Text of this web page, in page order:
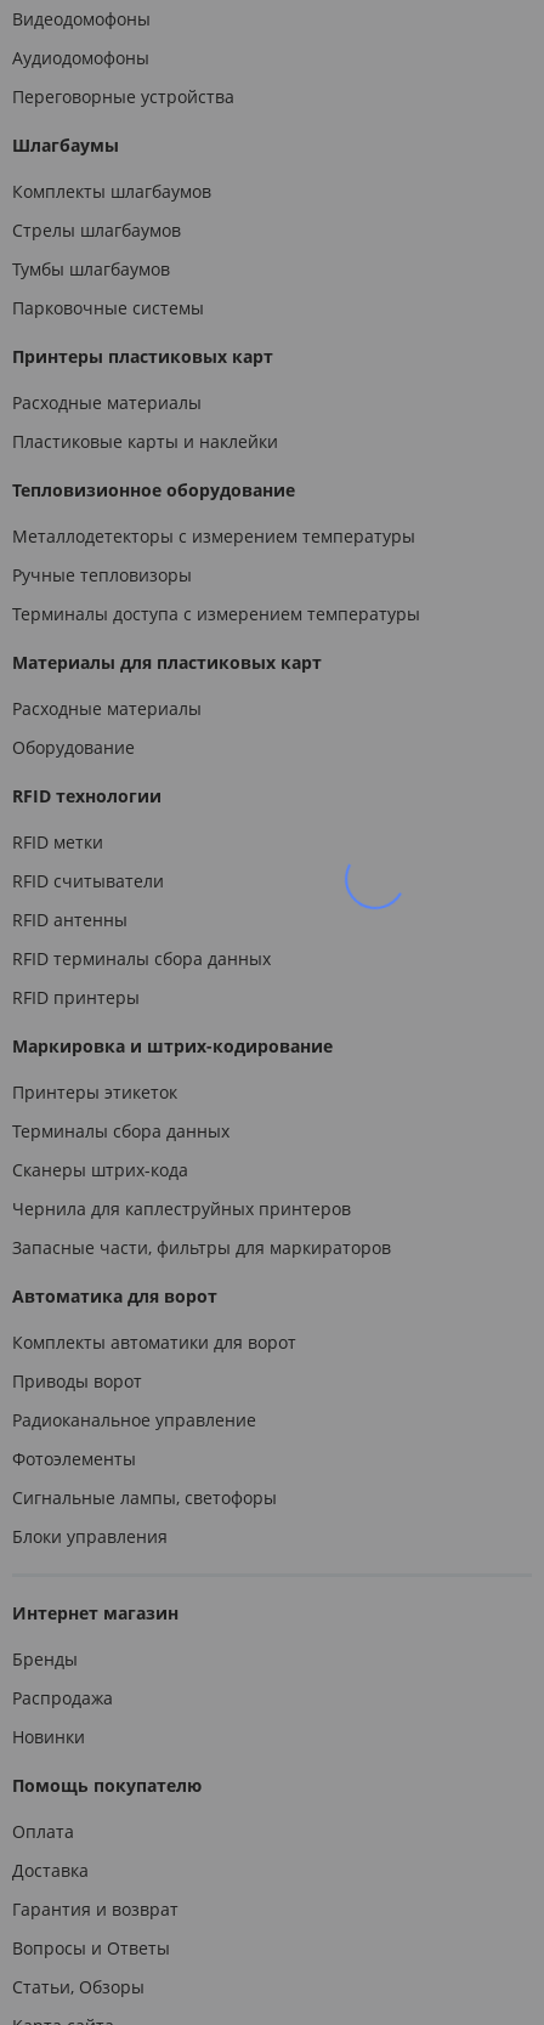
Видеодомофоны
Аудиодомофоны
Переговорные устройства
Шлагбаумы
Комплекты шлагбаумов
Стрелы шлагбаумов
Тумбы шлагбаумов
Парковочные системы
Принтеры пластиковых карт
Расходные материалы
Пластиковые карты и наклейки
Тепловизионное оборудование
Металлодетекторы с измерением температуры
Ручные тепловизоры
Терминалы доступа с измерением температуры
Материалы для пластиковых карт
Расходные материалы
Оборудование
RFID технологии
RFID метки
RFID считыватели
RFID антенны
RFID терминалы сбора данных
RFID принтеры
Маркировка и штрих-кодирование
Принтеры этикеток
Терминалы сбора данных
Сканеры штрих-кода
Чернила для каплеструйных принтеров
Запасные части, фильтры для маркираторов
Автоматика для ворот
Комплекты автоматики для ворот
Приводы ворот
Радиоканальное управление
Фотоэлементы
Сигнальные лампы, светофоры
Блоки управления
Интернет магазин
Бренды
Распродажа
Новинки
Помощь покупателю
Оплата
Доставка
Гарантия и возврат
Вопросы и Ответы
Статьи, Обзоры